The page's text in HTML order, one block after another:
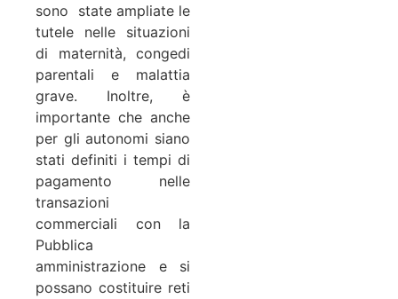
sono state ampliate le
tutele nelle situazioni
di maternità, congedi
parentali e malattia
grave. Inoltre, è
importante che anche
per gli autonomi siano
stati definiti i tempi di
pagamento nelle
transazioni
commerciali con la
Pubblica
amministrazione e si
possano costituire reti